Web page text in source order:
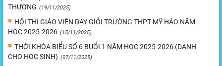
THƯƠNG (19/11/2025)
HỘI THI GIÁO VIÊN DẠY GIỎI TRƯỜNG THPT MỸ HÀO NĂM
HỌC 2025-2026 (15/11/2025)
THỜI KHÓA BIỂU SỐ 6 BUỔI 1 NĂM HỌC 2025-2026 (DÀNH
CHO HỌC SINH) (07/11/2025)